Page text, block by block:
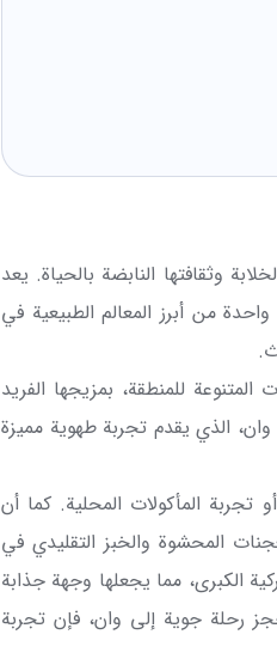
وثقافتها النابضة بالحياة. يعد
من أبرز المعالم الطبيعية في
المتنوعة للمنطقة، بمزيجها الفريد
وان، الذي يقدم تجربة طهوية مميزة
تجربة المأكولات المحلية. كما أن
المحشوة والخبز التقليدي في
الكبرى، مما يجعلها وجهة جذابة
جوية إلى وان، فإن تجربة